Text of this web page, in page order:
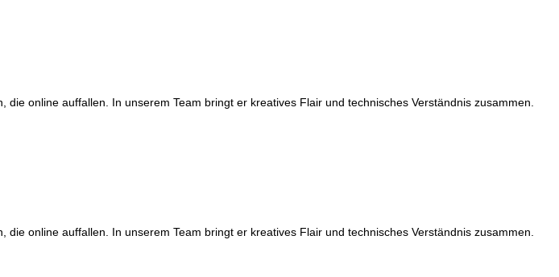
online auffallen. In unserem Team bringt er kreatives Flair und technisches Verständnis zusammen.
online auffallen. In unserem Team bringt er kreatives Flair und technisches Verständnis zusammen.